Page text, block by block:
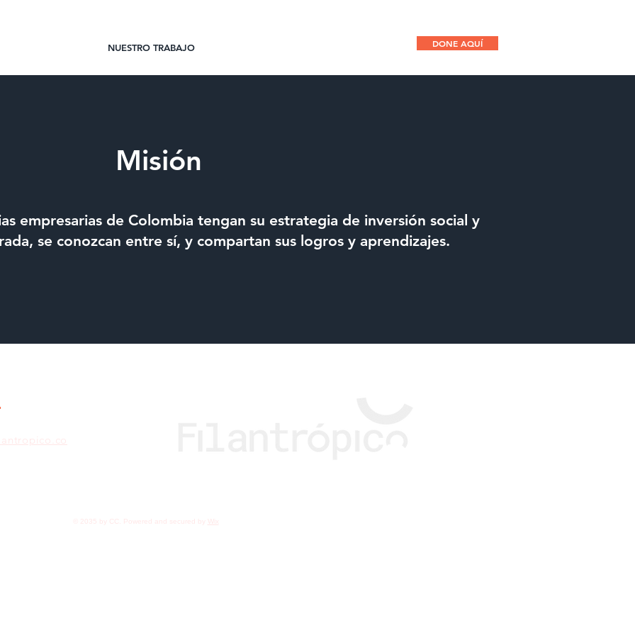
NUESTRO TRABAJO DONE AQUÍ
Misión
empresarias de Colombia tengan su estrategia de inversión social y
se conozcan entre sí, y compartan sus logros y aprendizajes.
© 2035 by CC. Powered and secured by Wix